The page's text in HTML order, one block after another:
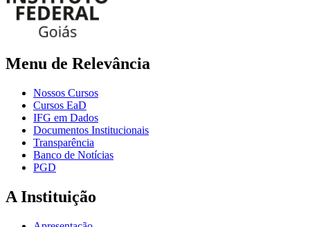
Menu de Relevância
Nossos Cursos
Cursos EaD
IFG em Dados
Documentos Institucionais
Transparência
Banco de Notícias
PGD
A Instituição